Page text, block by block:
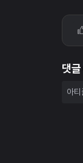
댓글